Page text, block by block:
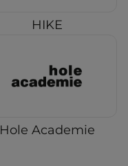
HIKE
Hole Academie